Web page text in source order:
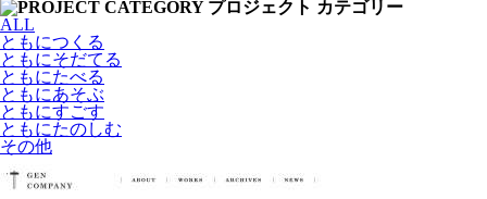
ALL
ともにつくる
ともにそだてる
ともにたべる
ともにあそぶ
ともにすごす
ともにたのしむ
その他